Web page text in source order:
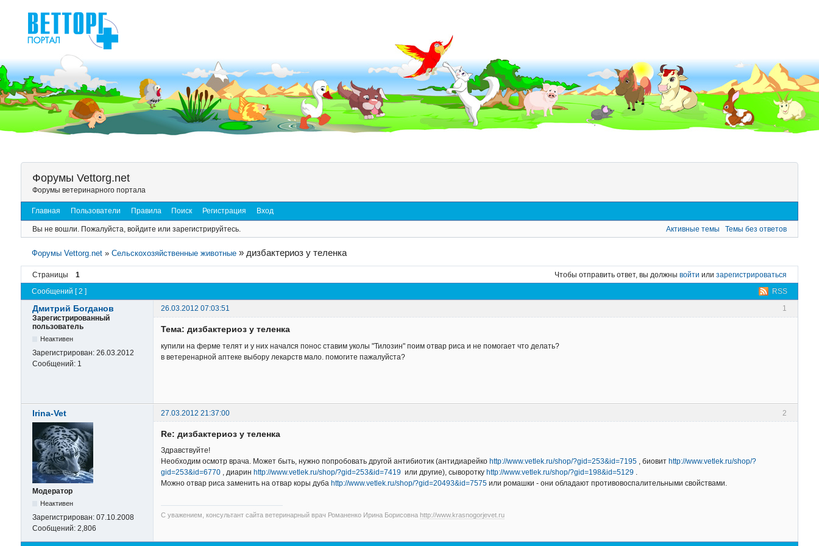
Форумы Vettorg.net
Форумы ветеринарного портала
Главная Пользователи Правила Поиск Регистрация Вход
Вы не вошли. Пожалуйста, войдите или зарегистрируйтесь. Активные темы Темы без ответов
Форумы Vettorg.net »Сельскохозяйственные животные »дизбактериоз у теленка
Страницы 1 Чтобы отправить ответ, вы должнывойти илизарегистрироваться
RSS
Сообщений [ 2 ]
1
Дмитрий Богданов
26.03.2012 07:03:51
Зарегистрированный
пользователь
Неактивен
Зарегистрирован: 26.03.2012
Сообщений: 1
Тема: дизбактериоз у теленка
купили на ферме телят и у них начался понос ставим уколы "Тилозин" поим отвар риса и не помогает что делать?
в ветеренарной аптеке выбору лекарств мало. помогите пажалуйста?
2
Irina-Vet 27.03.2012 21:37:00
Модератор
Неактивен
Зарегистрирован: 07.10.2008
Сообщений: 2,806
Re: дизбактериоз у теленка
Здравствуйте!
Необходим осмотр врача. Может быть, нужно попробовать другой антибиотик (антидиарейко http://www.vetlek.ru/shop/?gid=253&id=7195, биовит http://www.vetlek.ru/shop/?
gid=253&id=6770, диарин http://www.vetlek.ru/shop/?gid=253&id=7419или другие), сыворотку http://www.vetlek.ru/shop/?gid=198&id=5129.
Можно отвар риса заменить на отвар коры дуба http://www.vetlek.ru/shop/?gid=20493&id=7575или ромашки - они обладают противовоспалительными свойствами.
С уважением, консультант сайта ветеринарный врач Романенко Ирина Борисовна http://www.krasnogorjevet.ru